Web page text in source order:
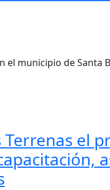
el municipio de Santa
el